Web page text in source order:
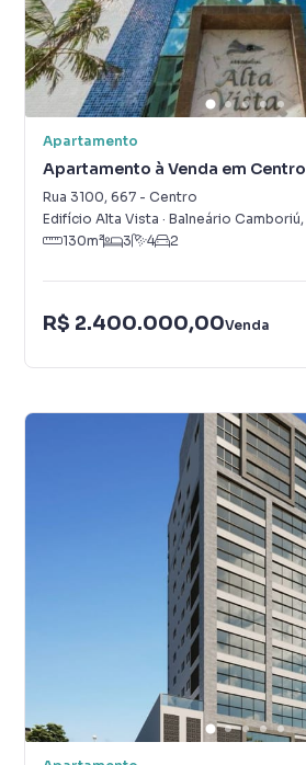
Apartamento
Apartamento à Venda em Centro
Rua 3100, 667 - Centro
Edifício Alta Vista · Balneário Camboriú,
130m² 3 4 2
R$ 2.400.000,00Venda